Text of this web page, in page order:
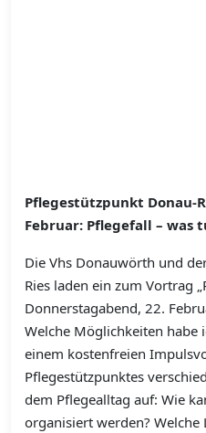
Pflegestützpunkt Donau-
Februar: Pflegefall – was
Die Vhs Donauwörth und
Ries laden ein zum Vortrag
Donnerstagabend, 22.
Welche Möglichkeiten habe
einem kostenfreien
Pflegestützpunktes
dem Pflegealltag auf: Wie
organisiert werden? Welche